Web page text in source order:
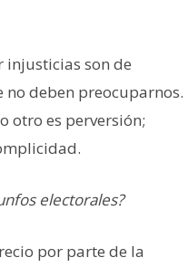
injusticias son de
deben preocuparnos.
otro es perversión;
electorales?
por parte de la